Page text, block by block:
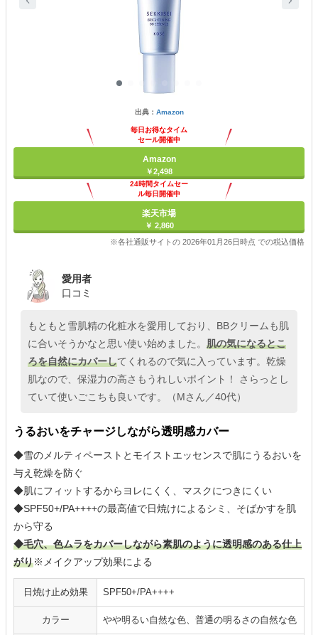
出典： Amazon
毎日お得なタイム
セール開催中
Amazon
￥2,498
24時間タイムセー
ル毎日開催中
楽天市場
￥ 2,860
※各社通販サイトの 2026年01月26日時点 での税込価格
愛用者
口コミ
もともと雪肌精の化粧水を愛用しており、BBクリームも肌
に合いそうかなと思い使い始めました。 肌の気になるとこ
ろを自然にカバーしてくれるので気に入っています。乾燥
肌なので、保湿力の高さもうれしいポイント！ さらっとし
ていて使いごこちも良いです。（Mさん／40代）
うるおいをチャージしながら透明感カバー
◆雪のメルティペーストとモイストエッセンスで肌にうるおいを
与え乾燥を防ぐ
◆肌にフィットするからヨレにくく、マスクにつきにくい
◆SPF50+/PA++++の最高値で日焼けによるシミ、そばかすを肌
から守る
◆毛穴、色ムラをカバーしながら素肌のように透明感のある仕上
がり※メイクアップ効果による
日焼け止め効果 SPF50+/PA++++
カラー やや明るい自然な色、普通の明るさの自然な色